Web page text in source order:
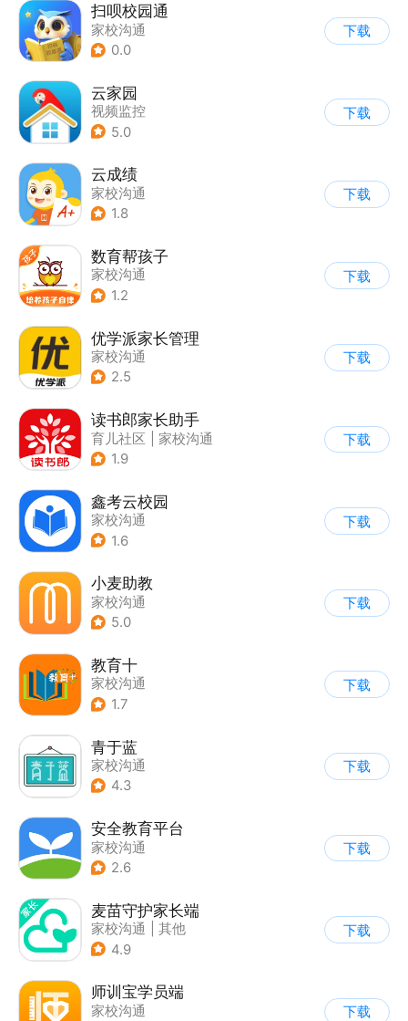
扫呗校园通
家校沟通
0.0
下载
云家园
视频监控
| 潮流生活社区
5.0
下载
云成绩
家校沟通
1.8
下载
数育帮孩子
家校沟通
1.2
下载
优学派家长管理
家校沟通
2.5
下载
读书郎家长助手
育儿社区
家校沟通
1.9
下载
鑫考云校园
家校沟通
1.6
下载
小麦助教
家校沟通
5.0
下载
教育十
家校沟通
1.7
下载
青于蓝
家校沟通
4.3
下载
安全教育平台
家校沟通
2.6
下载
麦苗守护家长端
家校沟通
其他
4.9
下载
师训宝学员端
家校沟通
下载